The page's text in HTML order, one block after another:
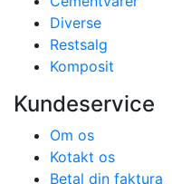
Diverse
Restsalg
Komposit
Kundeservice
Om os
Kotakt os
Betal din faktura